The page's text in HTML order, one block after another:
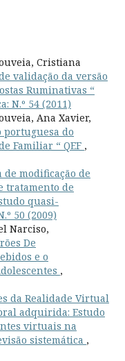
Cristiana
validação da versão
Ruminativas “
N.º 54 (2011)
Ana Xavier,
portuguesa do
Familiar “ QEF ,
de modificação de
tratamento de
quasi-
50 (2009)
Narciso,
De
e o
,
da Realidade Virtual
adquirida: Estudo
virtuais na
sistemática ,